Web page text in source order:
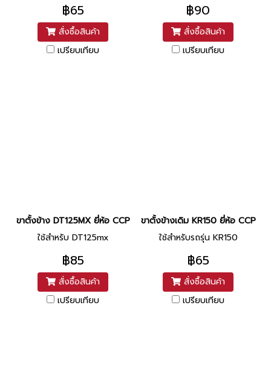
฿65
สั่งซื้อสินค้า
เปรียบเทียบ
฿90
สั่งซื้อสินค้า
เปรียบเทียบ
ขาตั้งข้าง DT125MX ยี่ห้อ CCP
ใช้สำหรับ DT125mx
฿85
สั่งซื้อสินค้า
เปรียบเทียบ
ขาตั้งข้างเดิม KR150 ยี่ห้อ CCP
ใช้สำหรับรถรุ่น KR150
฿65
สั่งซื้อสินค้า
เปรียบเทียบ